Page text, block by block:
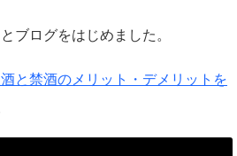
ブログをはじめました。
と禁酒のメリット・デメリットを